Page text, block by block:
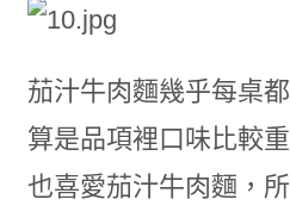
茄汁牛肉麵幾乎每桌
算是品項裡口味比較
也喜愛茄汁牛肉麵，